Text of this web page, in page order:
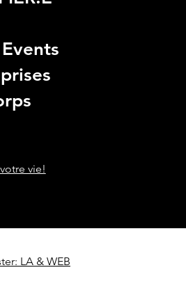
vie!
LA & WEB